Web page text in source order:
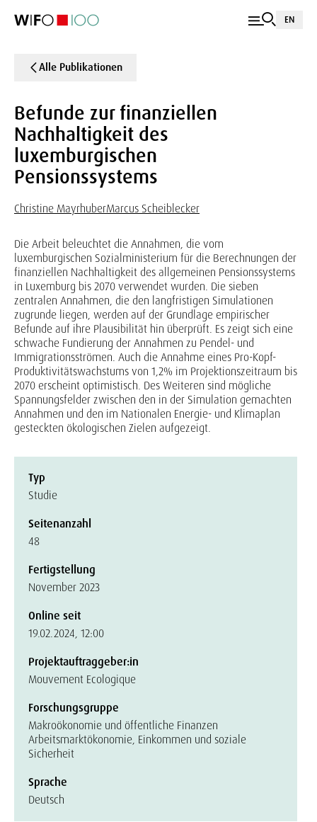
EN
Alle Publikationen
Befunde zur finanziellen
Nachhaltigkeit des
luxemburgischen
Pensionssystems
Christine MayrhuberMarcus Scheiblecker
Die Arbeit beleuchtet die Annahmen, die vom
luxemburgischen Sozialministerium für die Berechnungen der
finanziellen Nachhaltigkeit des allgemeinen Pensionssystems
in Luxemburg bis 2070 verwendet wurden. Die sieben
zentralen Annahmen, die den langfristigen Simulationen
zugrunde liegen, werden auf der Grundlage empirischer
Befunde auf ihre Plausibilität hin überprüft. Es zeigt sich eine
schwache Fundierung der Annahmen zu Pendel- und
Immigrationsströmen. Auch die Annahme eines Pro-Kopf-
Produktivitätswachstums von 1,2% im Projektionszeitraum bis
2070 erscheint optimistisch. Des Weiteren sind mögliche
Spannungsfelder zwischen den in der Simulation gemachten
Annahmen und den im Nationalen Energie- und Klimaplan
gesteckten ökologischen Zielen aufgezeigt.
Typ
Studie
Seitenanzahl
48
Fertigstellung
November 2023
Online seit
19.02.2024, 12:00
Projektauftraggeber:in
Mouvement Ecologique
Forschungsgruppe
Makroökonomie und öffentliche Finanzen
Arbeitsmarktökonomie, Einkommen und soziale
Sicherheit
Sprache
Deutsch